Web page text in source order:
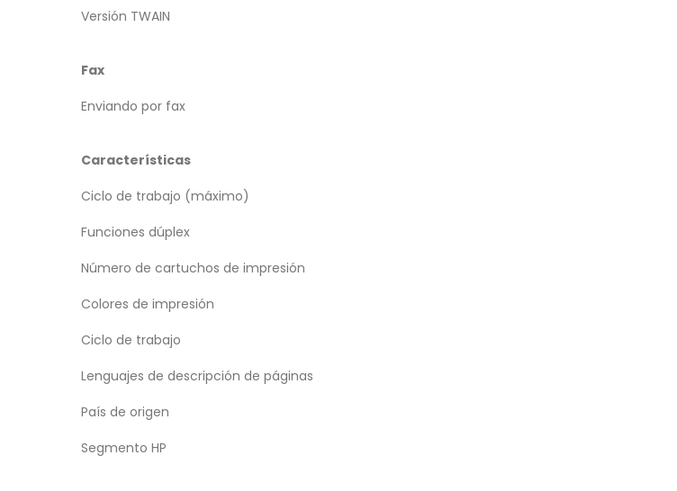
Versión TWAIN
Fax
Enviando por fax
Características
Ciclo de trabajo (máximo)
Funciones dúplex
Número de cartuchos de impresión
Colores de impresión
Ciclo de trabajo
Lenguajes de descripción de páginas
País de origen
Segmento HP